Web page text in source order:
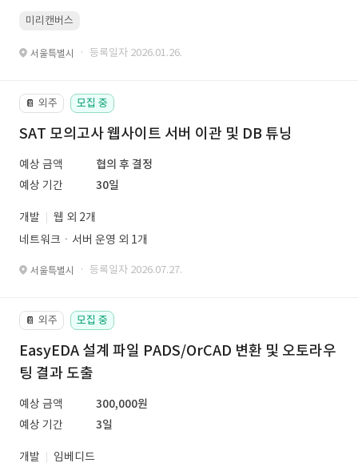
미리캔버스
서울특별시 · 등록일자 2026.01.26.
📔 외주 모집 중
SAT 모의고사 웹사이트 서버 이관 및 DB 튜닝
예상 금액
협의 후 결정
예상 기간
30일
개발
웹 외 2개
네트워크ㆍ서버 운영 외 1개
서울특별시 · 등록일자 2026.07.27.
📔 외주 모집 중
EasyEDA 설계 파일 PADS/OrCAD 변환 및 오토라우
팅 결과 도출
예상 금액
300,000원
예상 기간
3일
개발
임베디드